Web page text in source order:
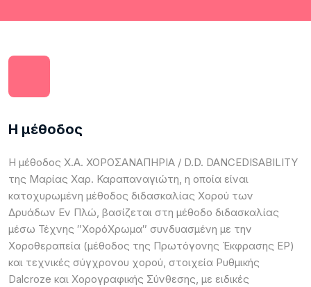
Η μέθοδος
Η μέθοδος X.A. ΧΟΡΟΣΑΝΑΠΗΡΙΑ / D.D. DANCEDISABILITY
της Μαρίας Χαρ. Καραπαναγιώτη, η οποία είναι
κατοχυρωμένη μέθοδος διδασκαλίας Χορού των
Δρυάδων Εν Πλώ, βασίζεται στη μέθοδο διδασκαλίας
μέσω Τέχνης ″ΧορόΧρωμα″ συνδυασμένη με την
Χοροθεραπεία (μέθοδος της Πρωτόγονης Έκφρασης ΕP)
και τεχνικές σύγχρονου χορού, στοιχεία Ρυθμικής
Dalcroze και Χορογραφικής Σύνθεσης, με ειδικές